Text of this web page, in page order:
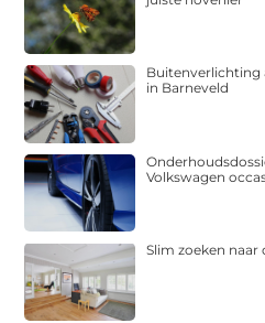
Buitenverlichting
in Barneveld
Volkswagen
Slim zoeken